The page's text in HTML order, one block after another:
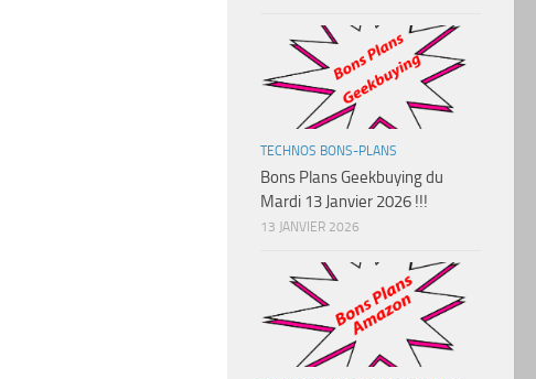
TECHNOS BONS-PLANS
Bons Plans Geekbuying du
Mardi 13 Janvier 2026 !!!
13 JANVIER 2026